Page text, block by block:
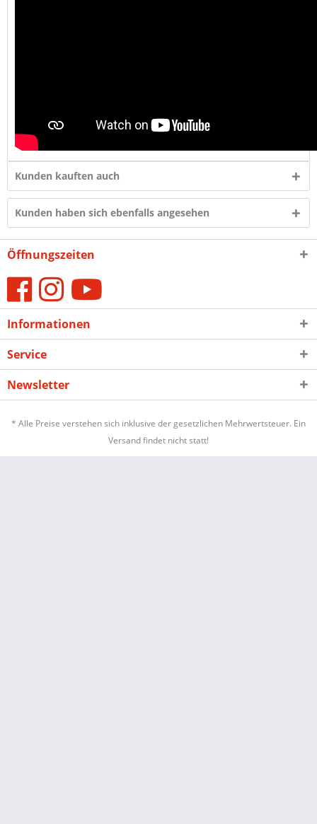
Kunden kauften auch
Kunden haben sich ebenfalls angesehen
Öffnungszeiten
Informationen
Service
Newsletter
* Alle Preise verstehen sich inklusive der gesetzlichen Mehrwertsteuer. Ein
Versand findet nicht statt!